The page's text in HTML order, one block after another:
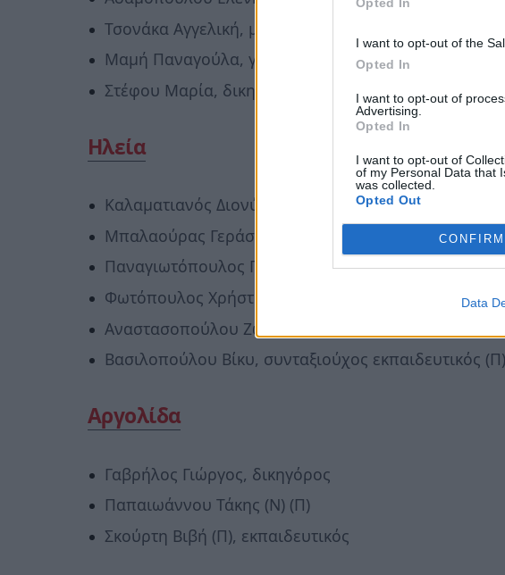
I want to opt-out of the
Opted In
I want to opt-out of
Advertising.
Opted In
I want to opt-out of
of my Personal Data that
was collected.
Opted Out
CONFIRM
Data
Τσονάκα Αγγελική, μηχανικός
Μαμή Παναγούλα, γιατρός(Π)
Στέφου Μαρία, δικηγόρος (Π) (Ν)
Ηλεία
Καλαματιανός Διονύσης, βουλευτής
Μπαλαούρας Γεράσιμος, πρώην βουλευτής
Παναγιωτόπουλος Γιώργος, ελεύθερος
Φωτόπουλος Χρήστος, εκπαιδευτικός (Π)
Αναστασοπούλου Ζωή, δικηγόρος (Π) (Ν)
Βασιλοπούλου Βίκυ, συνταξιούχος εκπαιδευτικός (Π)
Αργολίδα
Γαβρήλος Γιώργος, δικηγόρος
Παπαιωάννου Τάκης (Ν) (Π)
Σκούρτη Βιβή (Π), εκπαιδευτικός